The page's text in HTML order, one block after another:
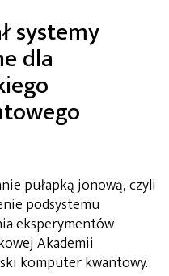
systemy
dla
pułapką jonową, czyli
podsystemu
eksperymentów
Akademii
komputer kwantowy.